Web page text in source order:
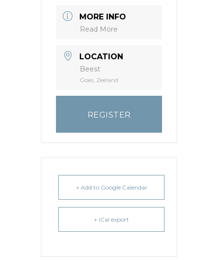
MORE INFO
Read More
LOCATION
Beest
Goes, Zeeland
REGISTER
+ Add to Google Calendar
+ iCal export